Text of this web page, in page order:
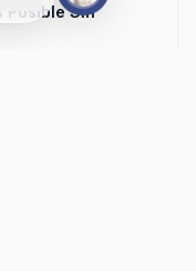
Posible Sin